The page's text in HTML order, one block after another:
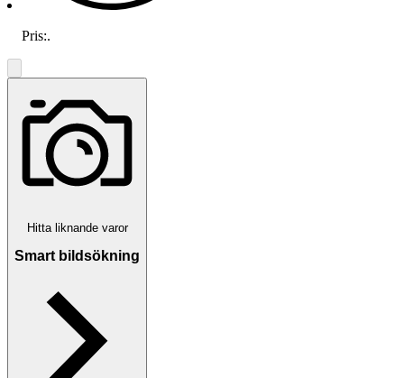
Pris:.
Hitta liknande varor
Smart bildsökning